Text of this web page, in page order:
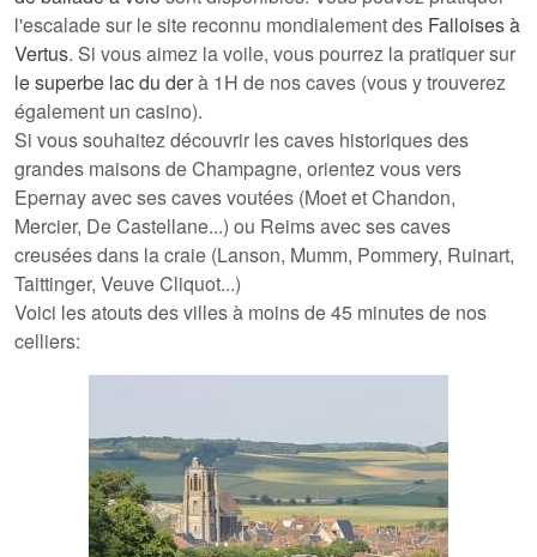
l'escalade sur le site reconnu mondialement des Falloises à
Vertus. Si vous aimez la voile, vous pourrez la pratiquer sur
le superbe lac du derà 1H de nos caves (vous y trouverez
également un casino).
Si vous souhaitez découvrir les caves historiques des
grandes maisons de Champagne, orientez vous vers
Epernay avec ses caves voutées (Moet et Chandon,
Mercier, De Castellane...) ou Reims avec ses caves
creusées dans la craie (Lanson, Mumm, Pommery, Ruinart,
Taittinger, Veuve Cliquot...)
Voici les atouts des villes à moins de 45 minutes de nos
celliers: